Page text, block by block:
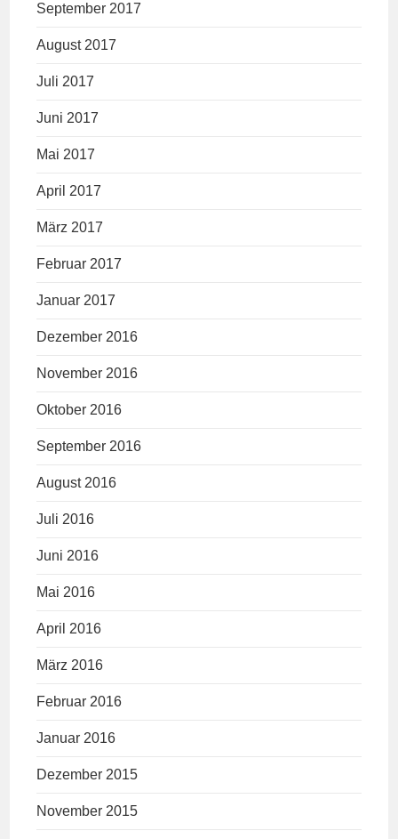
September 2017
August 2017
Juli 2017
Juni 2017
Mai 2017
April 2017
März 2017
Februar 2017
Januar 2017
Dezember 2016
November 2016
Oktober 2016
September 2016
August 2016
Juli 2016
Juni 2016
Mai 2016
April 2016
März 2016
Februar 2016
Januar 2016
Dezember 2015
November 2015